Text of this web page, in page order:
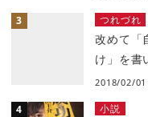
つれづれ
改めて「
け」を書
2018/02/01
小説